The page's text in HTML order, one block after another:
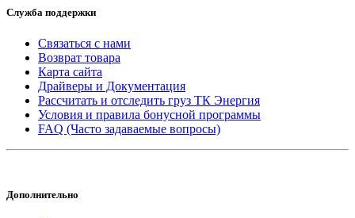
Служба поддержки
Связаться с нами
Возврат товара
Карта сайта
Драйверы и Документация
Рассчитать и отследить груз ТК Энергия
Условия и правила бонусной программы
FAQ (Часто задаваемые вопросы)
Дополнительно